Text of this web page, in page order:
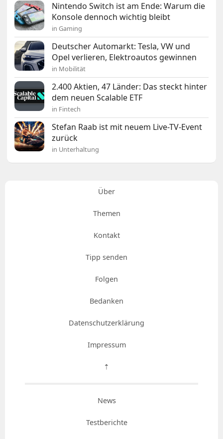
Nintendo Switch ist am Ende: Warum die
Konsole dennoch wichtig bleibt
in Gaming
Deutscher Automarkt: Tesla, VW und
Opel verlieren, Elektroautos gewinnen
in Mobilität
2.400 Aktien, 47 Länder: Das steckt hinter
dem neuen Scalable ETF
in Fintech
Stefan Raab ist mit neuem Live-TV-Event
zurück
in Unterhaltung
Über
Themen
Kontakt
Tipp senden
Folgen
Bedanken
Datenschutzerklärung
Impressum
⇡
News
Testberichte